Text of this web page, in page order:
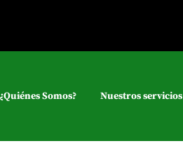
¿Quiénes Somos? Nuestros servicios